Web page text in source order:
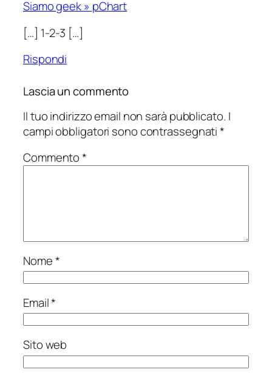
Siamo geek » pChart
[…] 1-2-3 […]
Rispondi
Lascia un commento
Il tuo indirizzo email non sarà pubblicato. I
campi obbligatori sono contrassegnati*
Commento*
Nome*
Email*
Sito web